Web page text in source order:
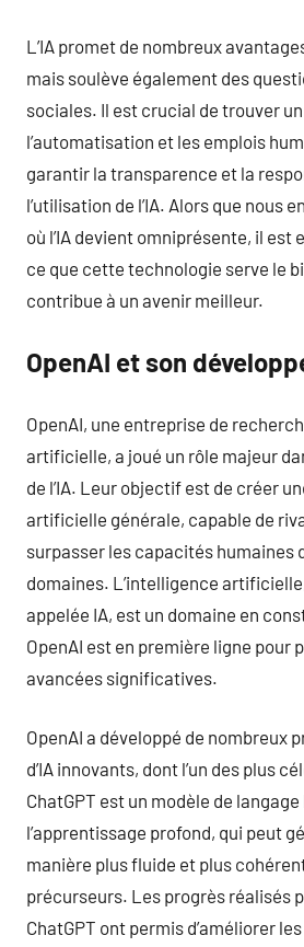
L’IA promet de nombreux
mais soulève également des
sociales. Il est crucial de trouver
l’automatisation et les emplois
garantir la transparence et la
l’utilisation de l’IA. Alors que nous
où l’IA devient omniprésente, il est
ce que cette technologie serve le
contribue à un avenir meilleur.
OpenAI et son
OpenAI, une entreprise de
artificielle, a joué un rôle majeur
de l’IA. Leur objectif est de créer
artificielle générale, capable de
surpasser les capacités humaines
domaines. L’intelligence
appelée IA, est un domaine en
OpenAI est en première ligne pour
avancées significatives.
OpenAI a développé de nombreux
d’IA innovants, dont l’un des plus
ChatGPT est un modèle de
l’apprentissage profond, qui peut
manière plus fluide et plus
précurseurs. Les progrès réalisés
ChatGPT ont permis d’améliorer